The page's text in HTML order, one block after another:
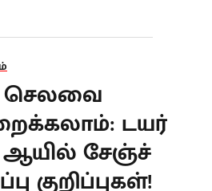
செலவை
டயர்
ஆயில் சேஞ்ச்
குறிப்புகள்!